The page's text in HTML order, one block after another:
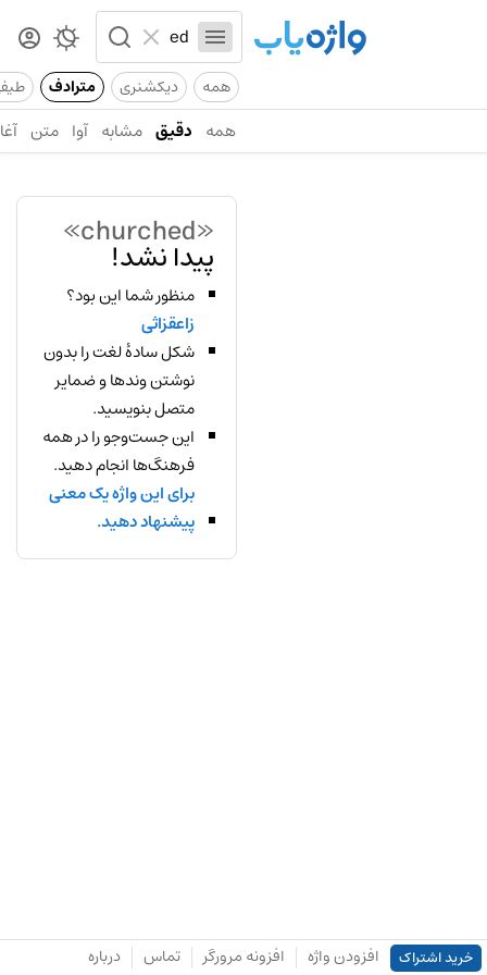
همه دیکشنری مترادف
همه دقیق مشابه آوا متن
«churched»
پیدا نشد!
منظور شما این بود؟
زاعقزاثی
شکل سادهٔ لغت را بدون
نوشتن وندها و ضمایر
متصل بنویسید.
این جست‌وجو را در همه
فرهنگ‌ها انجام دهید.
برای این واژه یک معنی
پیشنهاد دهید.
خرید اشتراک افزودن واژه افزونه مرورگر تماس درباره